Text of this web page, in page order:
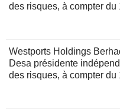
des risques, à compter du
Westports Holdings
Desa présidente
des risques, à compter du